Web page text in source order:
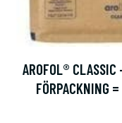
AROFOL®
FÖRPACKNING